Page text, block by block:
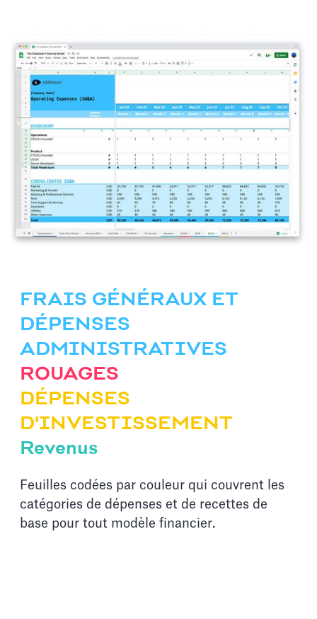
FRAIS GÉNÉRAUX ET
DÉPENSES
ADMINISTRATIVES
ROUAGES
DÉPENSES
D'INVESTISSEMENT
Revenus
Feuilles codées par couleur qui couvrent les
catégories de dépenses et de recettes de
base pour tout modèle financier.